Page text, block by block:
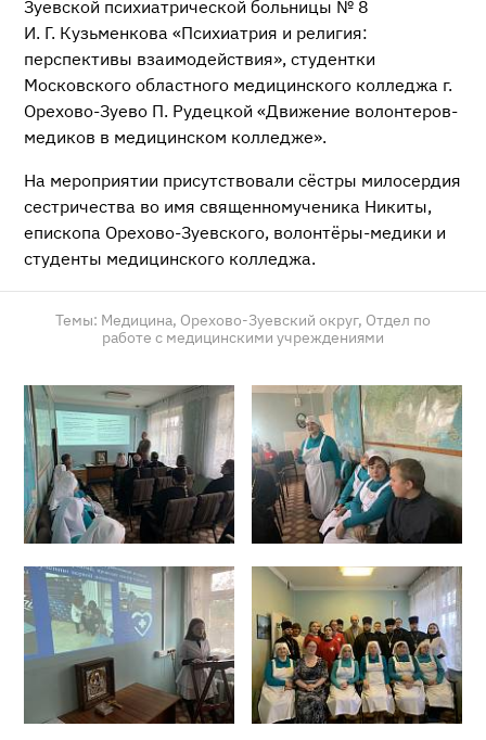
Зуевской психиатрической больницы № 8
И. Г. Кузьменкова «Психиатрия и религия:
перспективы взаимодействия», студентки
Московского областного медицинского колледжа г.
Орехово-Зуево П. Рудецкой «Движение волонтеров-
медиков в медицинском колледже».
На мероприятии присутствовали сёстры милосердия
сестричества во имя священномученика Никиты,
епископа Орехово-Зуевского, волонтёры-медики и
студенты медицинского колледжа.
Темы: Медицина, Орехово-Зуевский округ, Отдел по
работе с медицинскими учреждениями